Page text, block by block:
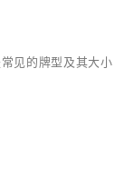
见的牌型及其大小